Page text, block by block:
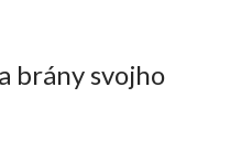
brány svojho